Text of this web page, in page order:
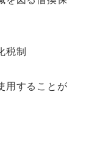
税制
用することが